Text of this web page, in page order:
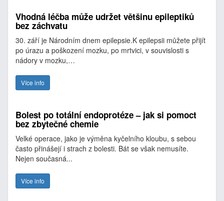
Vhodná léčba může udržet většinu epileptiků
bez záchvatu
30. září je Národním dnem epilepsie.K epilepsii můžete přijít
po úrazu a poškození mozku, po mrtvici, v souvislosti s
nádory v mozku,…
Více info
Bolest po totální endoprotéze – jak si pomoct
bez zbytečné chemie
Velké operace, jako je výměna kyčelního kloubu, s sebou
často přinášejí i strach z bolesti. Bát se však nemusíte.
Nejen současná...
Více info